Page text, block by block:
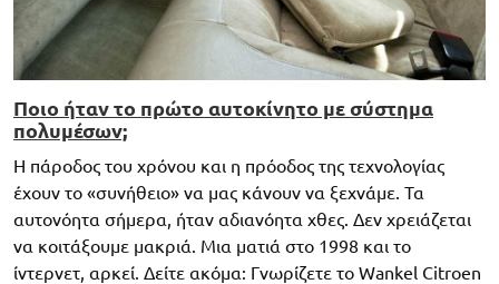
Ποιο ήταν το πρώτο αυτοκίνητο με σύστημα
πολυμέσων;
Η πάροδος του χρόνου και η πρόοδος της τεχνολογίας
έχουν το «συνήθειο» να μας κάνουν να ξεχνάμε. Τα
αυτονόητα σήμερα, ήταν αδιανόητα χθες. Δεν χρειάζεται
να κοιτάξουμε μακριά. Μια ματιά στο 1998 και το
ίντερνετ, αρκεί. Δείτε ακόμα: Γνωρίζετε το Wankel Citroen